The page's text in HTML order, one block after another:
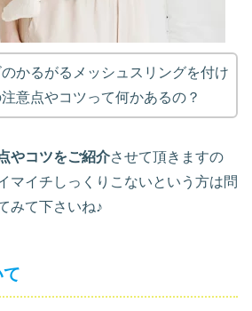
かるがるメッシュスリングを付け
意点やコツって何かあるの？
やコツをご紹介させて頂きますの
マイチしっくりこないという方は問
みて下さいね♪